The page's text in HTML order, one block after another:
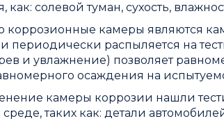
как: солевой туман, сухость,
камеры являются
периодически распыляется на
и увлажнение) позволяет
осаждения на
камеры коррозии нашли
таких как: детали